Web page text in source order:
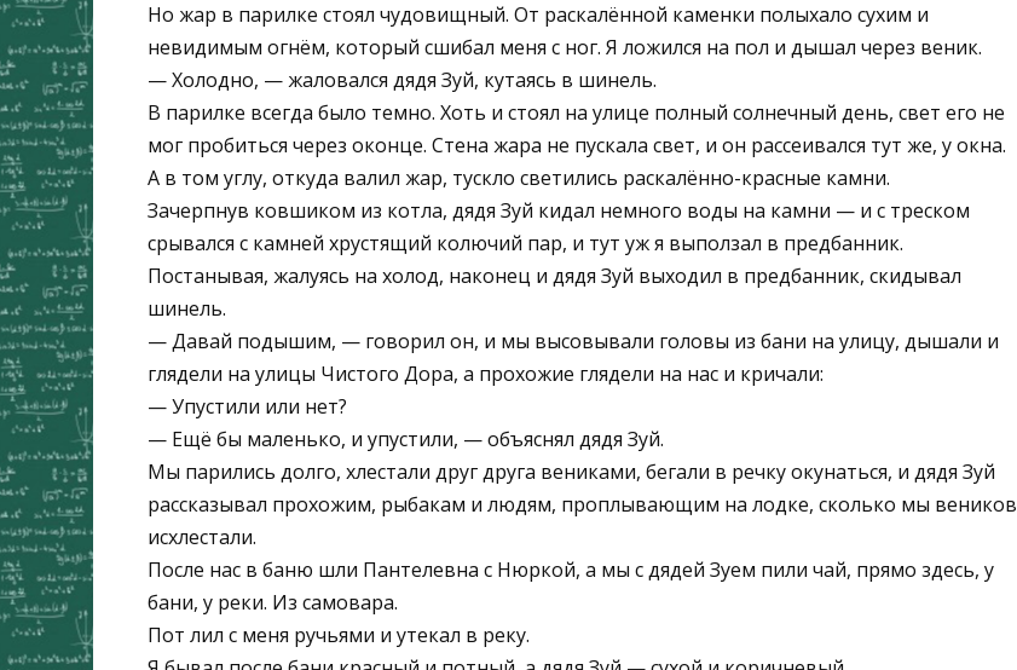
Но жар в парилке стоял чудовищный. От раскалённой каменки полыхало сухим и
невидимым огнём, который сшибал меня с ног. Я ложился на пол и дышал через веник.
— Холодно, — жаловался дядя Зуй, кутаясь в шинель.
В парилке всегда было темно. Хоть и стоял на улице полный солнечный день, свет его не
мог пробиться через оконце. Стена жара не пускала свет, и он рассеивался тут же, у окна.
А в том углу, откуда валил жар, тускло светились раскалённо-красные камни.
Зачерпнув ковшиком из котла, дядя Зуй кидал немного воды на камни — и с треском
срывался с камней хрустящий колючий пар, и тут уж я выползал в предбанник.
Постанывая, жалуясь на холод, наконец и дядя Зуй выходил в предбанник, скидывал
шинель.
— Давай подышим, — говорил он, и мы высовывали головы из бани на улицу, дышали и
глядели на улицы Чистого Дора, а прохожие глядели на нас и кричали:
— Упустили или нет?
— Ещё бы маленько, и упустили, — объяснял дядя Зуй.
Мы парились долго, хлестали друг друга вениками, бегали в речку окунаться, и дядя Зуй
рассказывал прохожим, рыбакам и людям, проплывающим на лодке, сколько мы веников
исхлестали.
После нас в баню шли Пантелевна с Нюркой, а мы с дядей Зуем пили чай, прямо здесь, у
бани, у реки. Из самовара.
Пот лил с меня ручьями и утекал в реку.